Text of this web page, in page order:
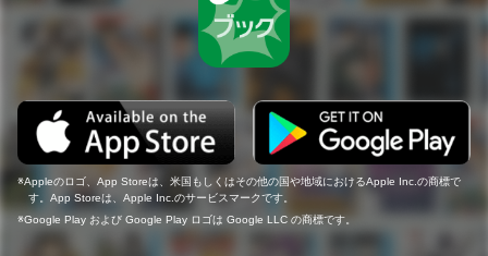
Appleのロゴ、App Storeは、米国もしくはその他の国や地域におけるApple Inc.の商標で
す。App Storeは、Apple Inc.のサービスマークです。
Google Play および Google Play ロゴは Google LLC の商標です。